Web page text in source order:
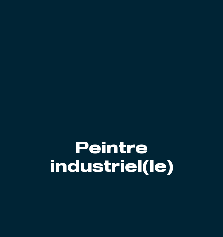
Peintre
industriel(le)